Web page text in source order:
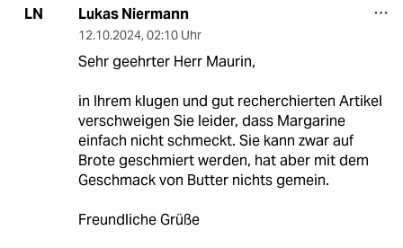
LN Lukas Niermann
12.10.2024, 02:10 Uhr
Sehr geehrter Herr Maurin,
in Ihrem klugen und gut recherchierten Artikel
verschweigen Sie leider, dass Margarine
einfach nicht schmeckt. Sie kann zwar auf
Brote geschmiert werden, hat aber mit dem
Geschmack von Butter nichts gemein.
Freundliche Grüße